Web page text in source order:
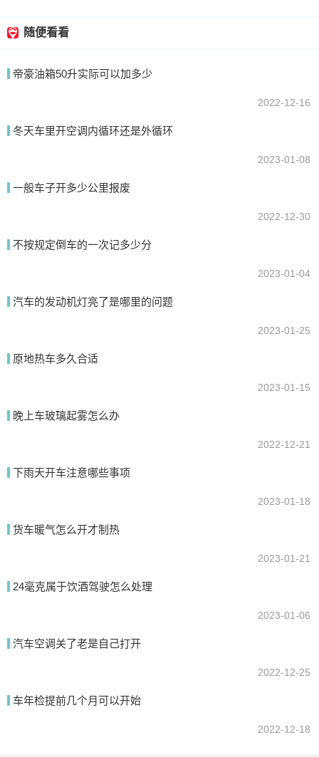
随便看看
帝豪油箱50升实际可以加多少
2022-12-16
冬天车里开空调内循环还是外循环
2023-01-08
一般车子开多少公里报废
2022-12-30
不按规定倒车的一次记多少分
2023-01-04
汽车的发动机灯亮了是哪里的问题
2023-01-25
原地热车多久合适
2023-01-15
晚上车玻璃起雾怎么办
2022-12-21
下雨天开车注意哪些事项
2023-01-18
货车暖气怎么开才制热
2023-01-21
24毫克属于饮酒驾驶怎么处理
2023-01-06
汽车空调关了老是自己打开
2022-12-25
车年检提前几个月可以开始
2022-12-18